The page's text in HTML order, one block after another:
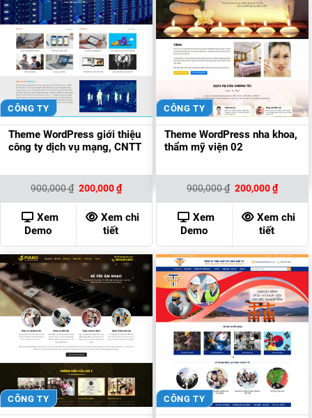
CÔNG TY
Theme WordPress giới thiệu
công ty dịch vụ mạng, CNTT
900,000₫ Giá
là:
900,000 ₫.
200,000₫Giá
hiện
tại
là:
200,000 ₫.
Xem
Demo
Xem chi
tiết
CÔNG TY
Theme WordPress nha khoa,
thẩm mỹ viện 02
900,000₫ Giá
là:
900,000 ₫.
200,000₫Giá
hiện
tại
là:
Xem
Demo
Xem chi
tiết
CÔNG TY CÔNG TY